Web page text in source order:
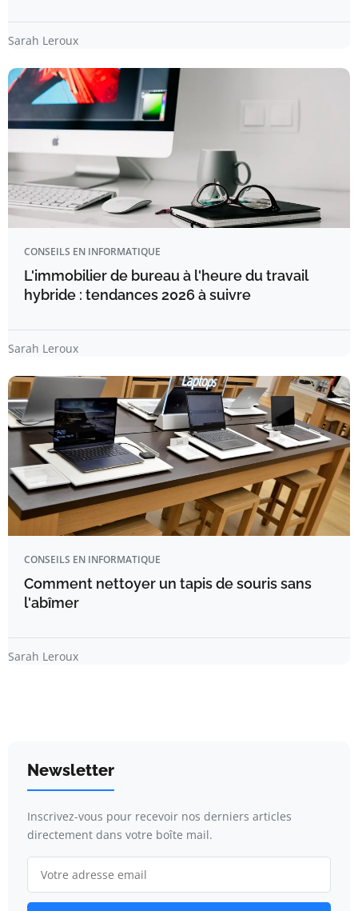
Sarah Leroux
CONSEILS EN INFORMATIQUE
L'immobilier de bureau à l'heure du travail
hybride : tendances 2026 à suivre
Sarah Leroux
CONSEILS EN INFORMATIQUE
Comment nettoyer un tapis de souris sans
l'abîmer
Sarah Leroux
Newsletter
Inscrivez-vous pour recevoir nos derniers articles
directement dans votre boîte mail.